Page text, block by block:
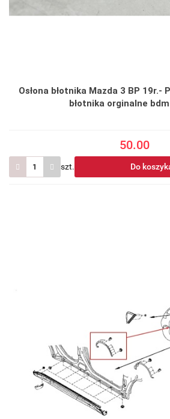
Osłona błotnika Mazda 3 BP 19r.-
błotnika orginalne
50.00
szt. Do